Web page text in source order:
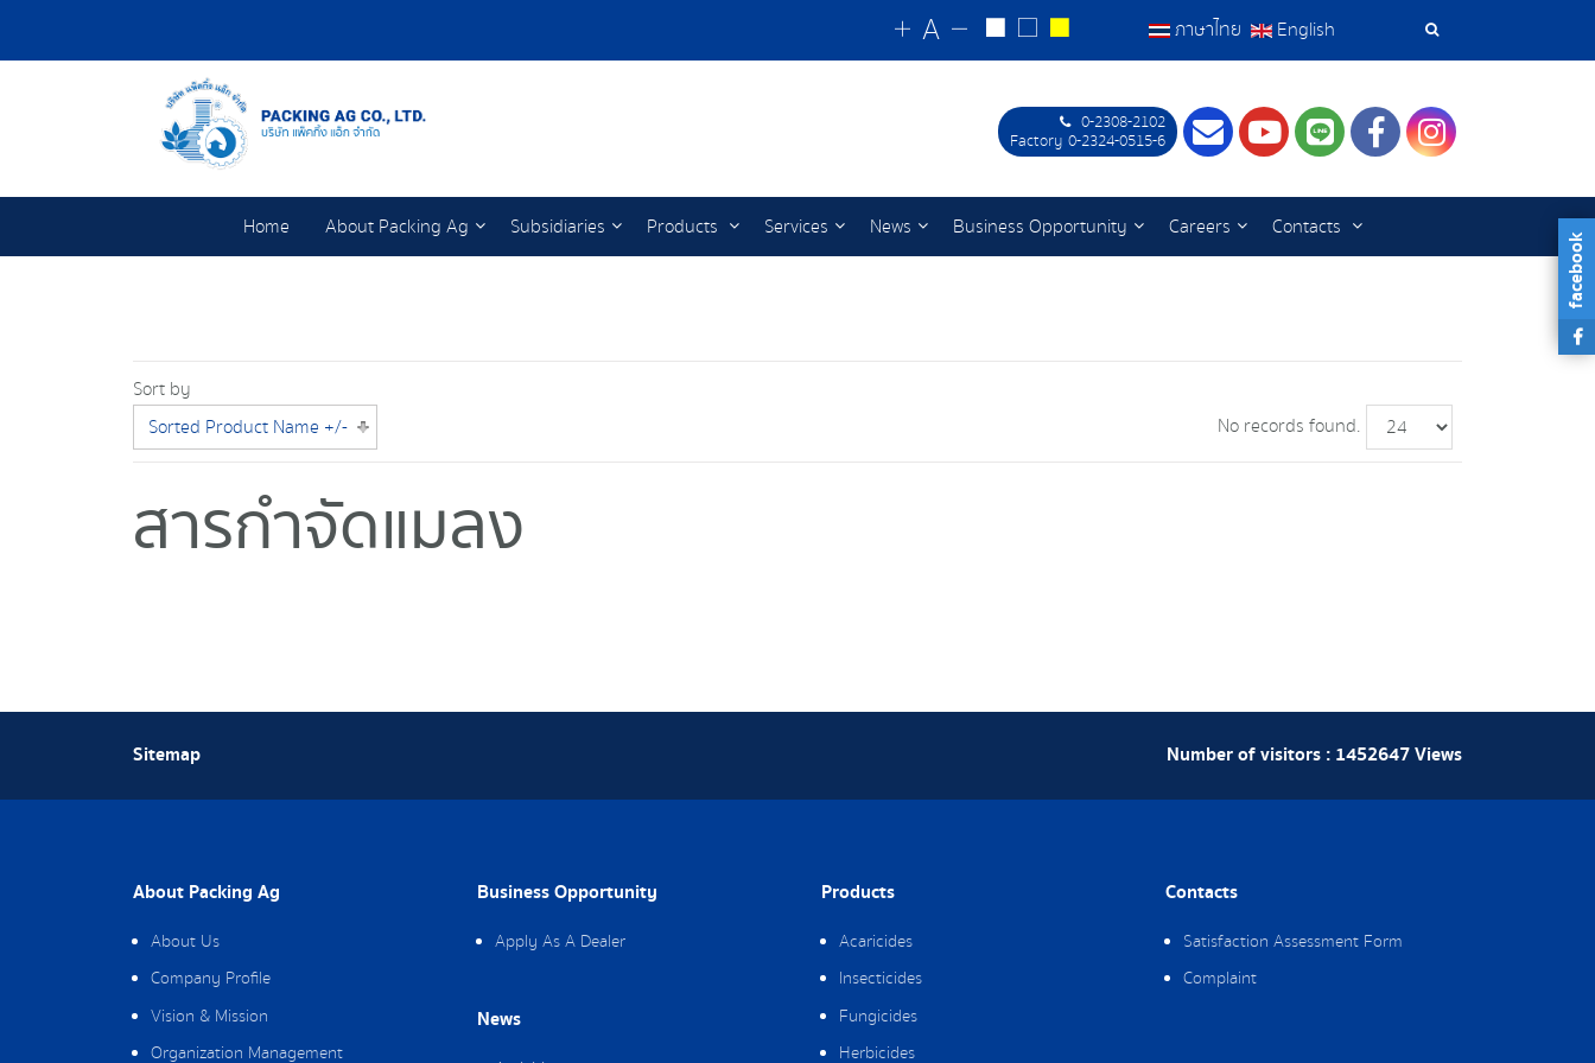
Search
ภาษาไทย English
0-2308-2102
Factory 0-2324-0515-6
ContactYoutube
LINEFacebookInstagram
Home About Packing Ag Subsidiaries Products Services News Business Opportunity Careers Contacts
Sort by
Sorted Product Name +/-
No records found.
สารกำจัดแมลง
Number of visitors : 1452647Views
Sitemap
About Packing Ag
About Us
Company Profile
Vision & Mission
Organization Management
Business Opportunity
Apply As A Dealer
News
Products
Acaricides
Insecticides
Fungicides
Herbicides
Contacts
Satisfaction Assessment Form
Complaint
facebook